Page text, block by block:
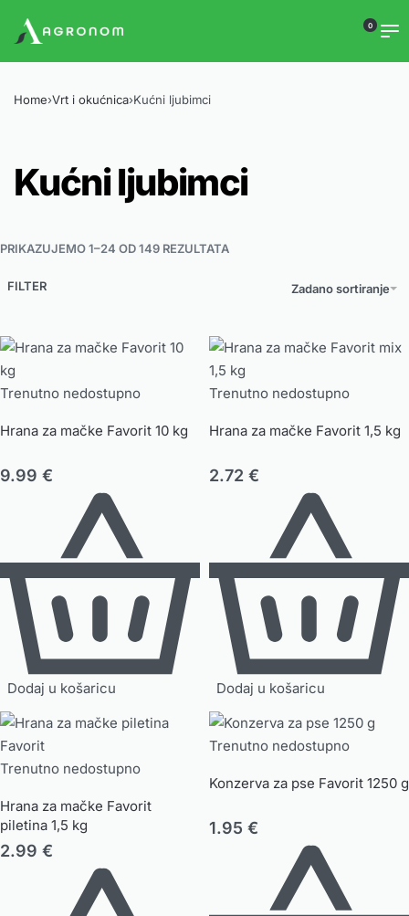
0
Home›Vrt i okućnica›Kućni ljubimci
Kućni ljubimci
PRIKAZUJEMO 1–24 OD 149 REZULTATA
Zadano sortiranje
FILTER
Trenutno nedostupno
Hrana za mačke Favorit 10 kg
9.99 €
Dodaj u košaricu
Trenutno nedostupno
Hrana za mačke Favorit 1,5 kg
2.72 €
Dodaj u košaricu
Trenutno nedostupno
Hrana za mačke Favorit
piletina 1,5 kg
2.99 €
Trenutno nedostupno
Konzerva za pse Favorit 1250 g
1.95 €